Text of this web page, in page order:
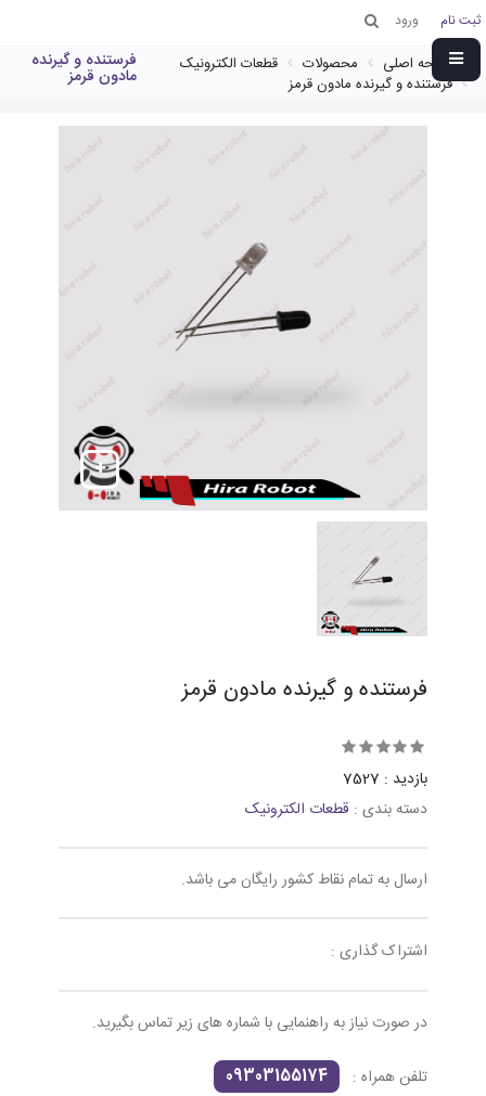
ثبت نام ورود
صفحه اصلی محصولات
قطعات الکترونیک
فرستنده و گیرنده مادون قرمز
فرستنده و گیرنده
مادون قرمز
فرستنده و گیرنده مادون قرمز
بازدید : 7527
دسته بندی : قطعات الکترونیک
ارسال به تمام نقاط کشور رایگان می باشد.
اشتراک گذاری :
در صورت نیاز به راهنمایی با شماره های زیر تماس بگیرید.
تلفن همراه : 09303155174